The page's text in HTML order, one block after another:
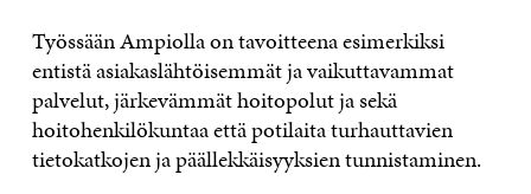
Työssään Ampiolla on tavoitteena esimerkiksi
entistä asiakaslähtöisemmät ja vaikuttavammat
palvelut, järkevämmät hoitopolut ja sekä
hoitohenkilökuntaa että potilaita turhauttavien
tietokatkojen ja päällekkäisyyksien tunnistaminen.